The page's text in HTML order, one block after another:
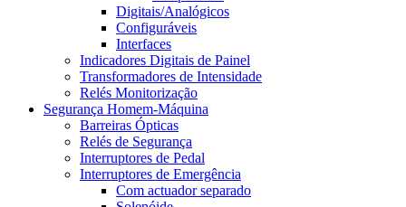
Digitais/Analógicos
Configuráveis
Interfaces
Indicadores Digitais de Painel
Transformadores de Intensidade
Relés Monitorização
Segurança Homem-Máquina
Barreiras Ópticas
Relés de Segurança
Interruptores de Pedal
Interruptores de Emergência
Com actuador separado